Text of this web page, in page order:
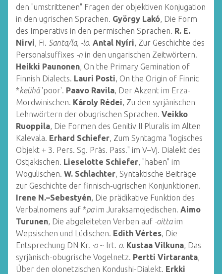
den "umstrittenen" Fragen der objektiven Konjugation
in den ugrischen Sprachen. György Lakó, Die Form
des Imperativs in den permischen Sprachen. R. E.
Nirvi, Fi. Santa/la, -lo. Antal Nyíri, Zur Geschichte des
Personalsuffixes -n in den ungarischen Zeitwörtern.
Heikki Paunonen, On the Primary Gemination of
Finnish Dialects. Lauri Posti, On the Origin of Finnic
*keühä'poor'. Paavo Ravila, Der Akzent im Erza-
Mordwinischen. Károly Rédei, Zu den syrjänischen
Lehnwörtern der obugrischen Sprachen. Veikko
Ruoppila, Die Formen des Genitiv II Pluralis im Alten
Kalevala. Erhard Schiefer, Zum Syntagma "logisches
Objekt + 3. Pers. Sg. Präs. Pass." im V–Vj. Dialekt des
Ostjakischen. Lieselotte Schiefer, "haben" im
Wogulischen. W. Schlachter, Syntaktische Beiträge
zur Geschichte der finnisch-ugrischen Konjunktionen.
Irene N.–Sebestyén, Die prädikative Funktion des
Verbalnomens auf *paim Juraksamojedischen. Aimo
Turunen, Die abgeleiteten Verben auf -oittaim
Wepsischen und Lüdischen. Edith Vértes, Die
Entsprechung DN Kr. ·o~ Irt. o. Kustaa Vilkuna, Das
syrjänisch-obugrische Vogelnetz. Pertti Virtaranta,
Über den olonetzischen Kondushi-Dialekt. Erkki